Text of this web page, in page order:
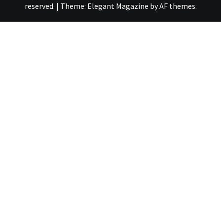
reserved. | Theme: Elegant Magazine byAF themes.